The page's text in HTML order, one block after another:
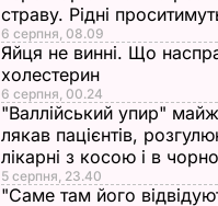
страву. Рідні
6 серпня, 08.09
Яйця не винні. Що
холестерин
6 серпня, 00.24
"Валлійський упир"
лякав пацієнтів,
лікарні з косою і в
5 серпня, 23.40
"Саме там його